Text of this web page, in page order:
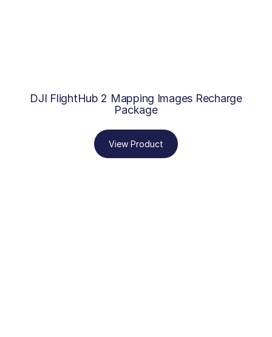
DJI FlightHub 2 Mapping Images Recharge
Package
View Product